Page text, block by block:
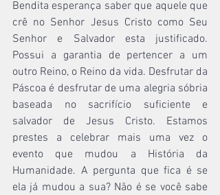
Bendita esperança saber que aquele que
crê no Senhor Jesus Cristo como Seu
Senhor e Salvador esta justificado.
Possui a garantia de pertencer a um
outro Reino, o Reino da vida. Desfrutar da
Páscoa é desfrutar de uma alegria sóbria
baseada no sacrifício suficiente e
salvador de Jesus Cristo. Estamos
prestes a celebrar mais uma vez o
evento que mudou a História da
Humanidade. A pergunta que fica é se
ela já mudou a sua? Não é se você sabe